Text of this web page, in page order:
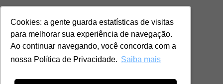
Cookies: a gente guarda estatísticas de visitas
para melhorar sua experiência de navegação.
Ao continuar navegando, você concorda com a
nossa Política de Privacidade. Saiba mais